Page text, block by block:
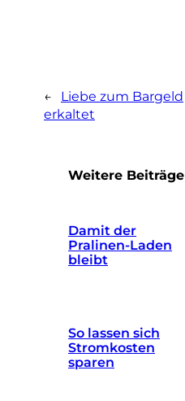
←
Liebe zum Bargeld
erkaltet
Weitere Beiträge
Damit der
Pralinen-Laden
bleibt
So lassen sich
Stromkosten
sparen